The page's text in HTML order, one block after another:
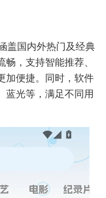
盖国内外热门及经典
，支持智能推荐、
加便捷。同时，软件
蓝光等，满足不同用